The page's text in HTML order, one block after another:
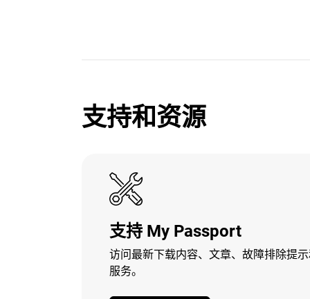
支持和资源
支持 My Passport
访问最新下载内容、文章、故障排除提
服务。